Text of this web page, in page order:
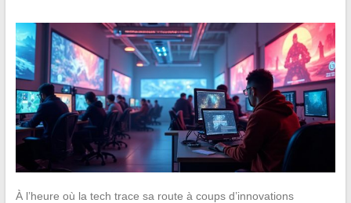
À l’heure où la tech trace sa route à coups d’innovations